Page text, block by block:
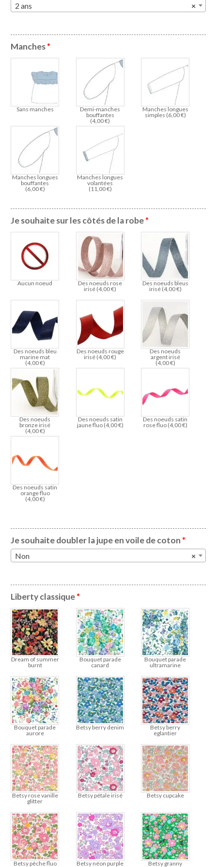
×
2 ans
Manches*
Sans manches
Demi-manches
bouffantes
(4,00€)
Manches longues
simples (6,00€)
Manches longues
bouffantes
(6,00€)
Manches longues
volantées
(11,00€)
Je souhaite sur les côtés de la robe*
Aucun noeud
Des noeuds rose
irisé (4,00€)
Des noeuds bleus
irisé (4,00€)
Des noeuds bleu
marine mat
(4,00€)
Des noeuds rouge
irisé (4,00€)
Des noeuds
argent irisé
(4,00€)
Des noeuds
bronze irisé
(4,00€)
Des noeuds satin
jaune fluo (4,00€)
Des noeuds satin
rose fluo (4,00€)
Des noeuds satin
orange fluo
(4,00€)
Je souhaite doubler la jupe en voile de coton*
×
Non
Liberty classique*
Dream of summer
burnt
Bouquet parade
canard
Bouquet parade
ultramarine
Bouquet parade
aurore
Betsy berry denim
Betsy berry
eglantier
Betsy rose vanille
glitter
Betsy pétale irisé Betsy cupcake
Betsy pêche fluo Betsy néon purple Betsy granny